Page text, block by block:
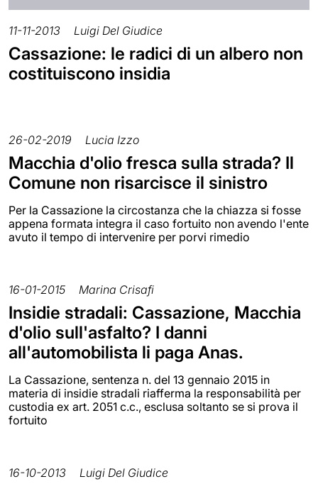
11-11-2013 Luigi Del Giudice
Cassazione: le radici di un albero non
costituiscono insidia
26-02-2019 Lucia Izzo
Macchia d'olio fresca sulla strada? Il
Comune non risarcisce il sinistro
Per la Cassazione la circostanza che la chiazza si fosse
appena formata integra il caso fortuito non avendo l'ente
avuto il tempo di intervenire per porvi rimedio
16-01-2015 Marina Crisafi
Insidie stradali: Cassazione, Macchia
d'olio sull'asfalto? I danni
all'automobilista li paga Anas.
La Cassazione, sentenza n. del 13 gennaio 2015 in
materia di insidie stradali riafferma la responsabilità per
custodia ex art. 2051 c.c., esclusa soltanto se si prova il
fortuito
16-10-2013 Luigi Del Giudice